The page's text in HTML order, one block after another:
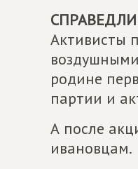
Активисты
родине
партии и
А после
ивановцам.